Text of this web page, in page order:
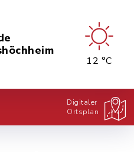
12 °C
Digitaler
Ortsplan